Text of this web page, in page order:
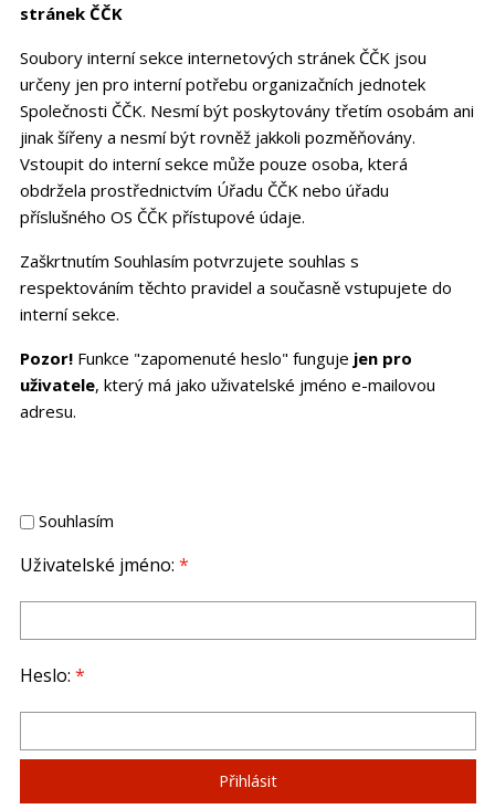
stránek ČČK
Soubory interní sekce internetových stránek ČČK jsou
určeny jen pro interní potřebu organizačních jednotek
Společnosti ČČK. Nesmí být poskytovány třetím osobám ani
jinak šířeny a nesmí být rovněž jakkoli pozměňovány.
Vstoupit do interní sekce může pouze osoba, která
obdržela prostřednictvím Úřadu ČČK nebo úřadu
příslušného OS ČČK přístupové údaje.
Zaškrtnutím Souhlasím potvrzujete souhlas s
respektováním těchto pravidel a současně vstupujete do
interní sekce.
Pozor!Funkce "zapomenuté heslo" funguje jen pro
uživatele, který má jako uživatelské jméno e-mailovou
adresu.
Souhlasím
Uživatelské jméno: *
Heslo: *